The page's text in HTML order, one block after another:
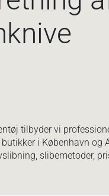
tilbyder vi
i København og
slibemetoder,